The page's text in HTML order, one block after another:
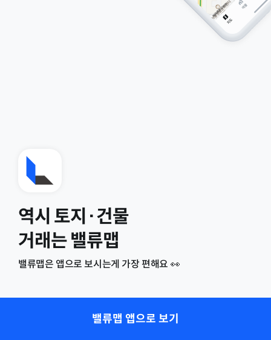
역시 토지·건물
거래는 밸류맵
밸류맵은 앱으로 보시는게 가장 편해요 👀
밸류맵 앱으로 보기